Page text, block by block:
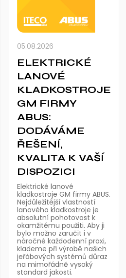
05.08.2026
ELEKTRICKÉ
LANOVÉ
KLADKOSTROJE
GM FIRMY
ABUS:
DODÁVÁME
ŘEŠENÍ,
KVALITA K VAŠÍ
DISPOZICI
Elektrické lanové
kladkostroje GM firmy ABUS.
Nejdůležitější vlastností
lanového kladkostroje je
absolutní pohotovost k
okamžitému použiti. Aby ji
bylo možno zaručit i v
náročné každodenní praxi,
klademe při výrobě našich
jeřábových systémů důraz
na mimořádně vysoký
standard jakosti.